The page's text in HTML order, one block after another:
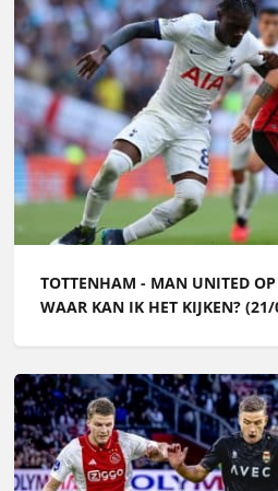
TOTTENHAM - MAN UNITED OP
WAAR KAN IK HET KIJKEN?